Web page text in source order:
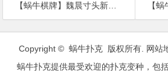
【蜗牛棋牌】魏晨寸头新造型现身山东 唱跳全能引爆全场
【蜗牛棋
文
Copyright © 蜗牛扑克 版权所有. 网站
蜗牛扑克提供最受欢迎的扑克变种，包